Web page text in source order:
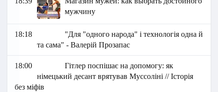
мужчину
18:18
"Для "одного народа" і технологія одна й
та сама" - Валерій Прозапас
18:00
Гітлер поспішає на допомогу: як
німецький десант врятував Муссоліні // Історія
без міфів